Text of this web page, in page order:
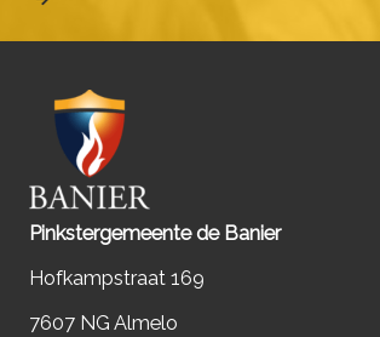
Pinkstergemeente de Banier
Hofkampstraat 169
7607 NG Almelo